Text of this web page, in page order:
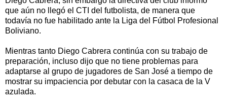
que aún no llegó el CTI del futbolista, de manera que
todavía no fue habilitado ante la Liga del Fútbol Profesional
Boliviano.
Mientras tanto Diego Cabrera continúa con su trabajo de
preparación, incluso dijo que no tiene problemas para
adaptarse al grupo de jugadores de San José a tiempo de
mostrar su impaciencia por debutar con la casaca de la V
azulada.